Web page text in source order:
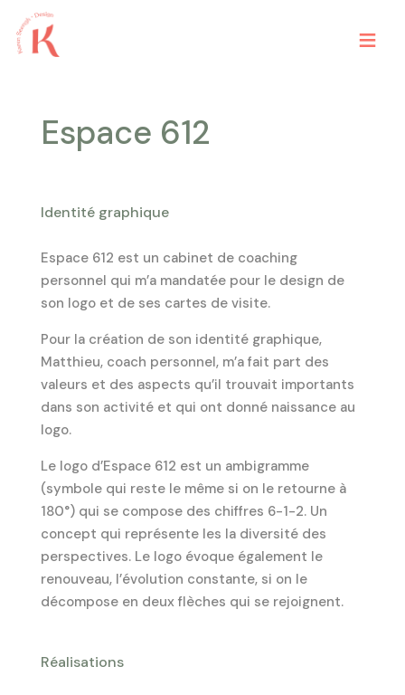
≡
Accueil
Services
Réalisations
Contact
Espace 612
Identité graphique
Espace 612 est un cabinet de coaching
personnel qui m’a mandatée pour le design de
son logo et de ses cartes de visite.
Pour la création de son identité graphique,
Matthieu, coach personnel, m’a fait part des
valeurs et des aspects qu’il trouvait importants
dans son activité et qui ont donné naissance au
logo.
Le logo d’Espace 612 est un ambigramme
(symbole qui reste le même si on le retourne à
180°) qui se compose des chiffres 6-1-2. Un
concept qui représente les la diversité des
perspectives. Le logo évoque également le
renouveau, l’évolution constante, si on le
décompose en deux flèches qui se rejoignent.
Réalisations